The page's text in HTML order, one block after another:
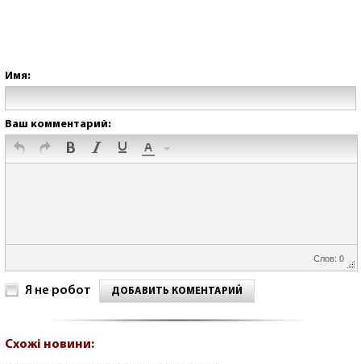
Имя:
Ваш комментарий:
Слов: 0
Я не робот ДОБАВИТЬ КОМЕНТАРИЙ
Схожі новини: